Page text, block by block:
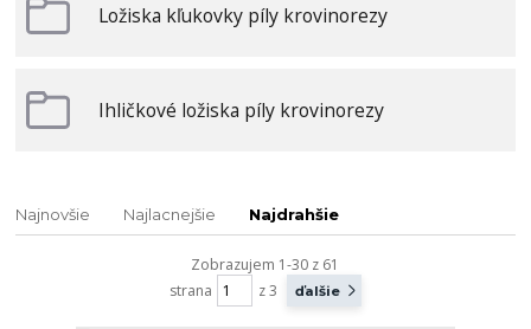
Ložiska kľukovky píly krovinorezy
Ihličkové ložiska píly krovinorezy
Najnovšie Najlacnejšie Najdrahšie
Zobrazujem 1-30 z 61
strana
z 3 ďalšie